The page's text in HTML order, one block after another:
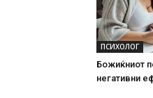
ПСИХОЛОГ
Божиќниот
негативни